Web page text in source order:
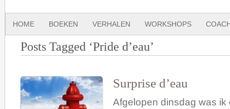
HOME BOEKEN VERHALEN WORKSHOPS
Posts Tagged ‘Pride d’eau’
Surprise d’eau
Afgelopen dinsdag was ik